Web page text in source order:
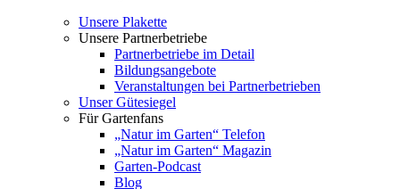
Unsere Plakette
Unsere Partnerbetriebe
Partnerbetriebe im Detail
Bildungsangebote
Veranstaltungen bei Partnerbetrieben
Unser Gütesiegel
Für Gartenfans
„Natur im Garten“ Telefon
„Natur im Garten“ Magazin
Garten-Podcast
Blog